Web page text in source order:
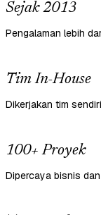
Sejak 2013
Pengalaman lebih
Tim In-House
Dikerjakan tim
100+ Proyek
Dipercaya bisnis